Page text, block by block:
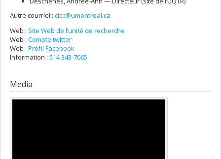
Autre courriel : cicc@umontreal.ca
Web : Site Web de l’unité de recherche
Web : Compte twitter
Web : Profil Facebook
Information : 514 343-7065
Media